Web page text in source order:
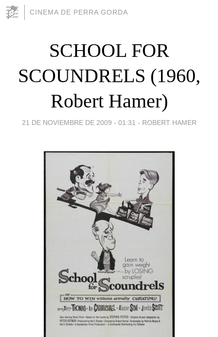
CINEMA DE PERRA GORDA
SCHOOL FOR
SCOUNDRELS (1960,
Robert Hamer)
21 DE NOVIEMBRE DE 2009 - 01:31 - ROBERT HAMER